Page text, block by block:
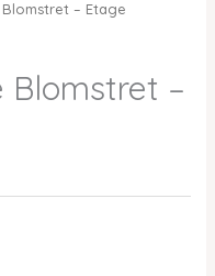
– Etage
Blomstret –